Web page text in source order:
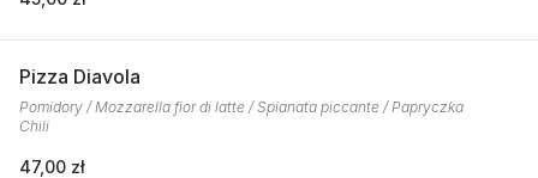
Pizza Diavola
Pomidory / Mozzarella fior di latte / Spianata piccante / Papryczka
Chili
47,00 zł